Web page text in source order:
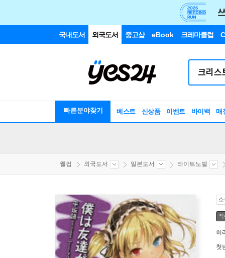
국내도서 외국도서 중고샵 eBook 크레마클럽
빠른분야찾기 베스트 신상품 이벤트 바이백 매
웰컴 외국도서 일본도서 라이트노벨
히
첫